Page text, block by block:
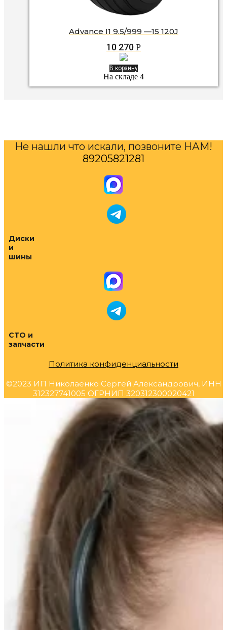
Advance I1 9.5/999 —15 120J
10 270 Р
В корзину
На складе 4
Не нашли что искали, позвоните НАМ!
89205821281
Диски
и
шины
СТО и
запчасти
Политика конфиденциальности
©2023 ИП Николаенко Сергей Александрович, ИНН
312327741005 ОГРНИП 320312300020421